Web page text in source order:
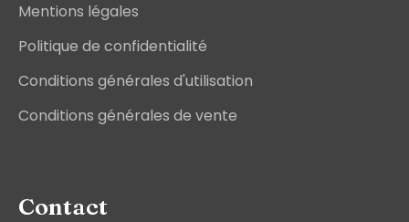
Mentions légales
Politique de confidentialité
Conditions générales d'utilisation
Conditions générales de vente
Contact